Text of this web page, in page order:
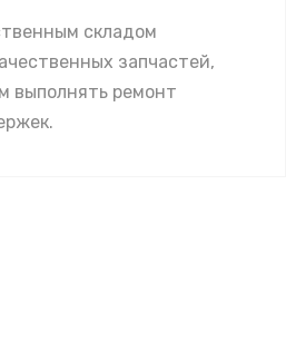
складом
запчастей,
выполнять ремонт